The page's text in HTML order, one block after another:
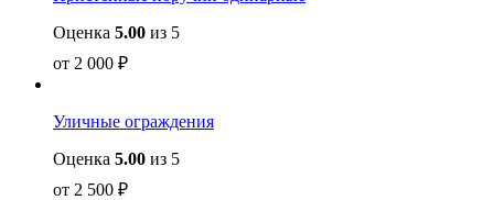
Оценка 5.00 из 5
от 2 000 ₽
Уличные ограждения
Оценка 5.00 из 5
от 2 500 ₽